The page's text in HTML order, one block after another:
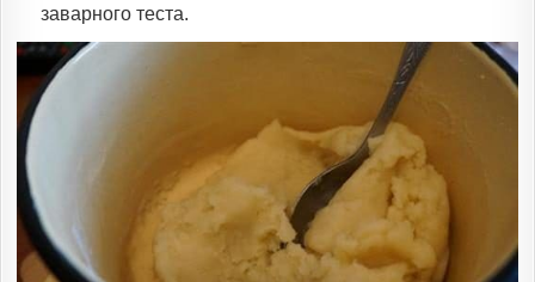
заварного теста.